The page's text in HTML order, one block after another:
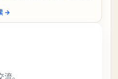
，对于那些新手玩家并不建议直
→
。